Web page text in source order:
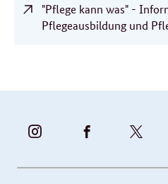
"Pflege kann was" -
Pflegeausbildung und
INSTAGRAMFACEBOOK
|